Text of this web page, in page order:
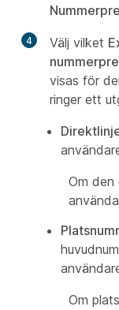
4 Välj vilket
visas för
ringer ett
Om den
Om